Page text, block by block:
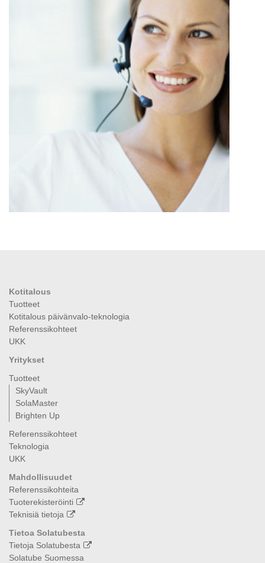
Kotitalous
Tuotteet
Kotitalous päivänvalo-teknologia
Referenssikohteet
UKK
Yritykset
Tuotteet
SkyVault
SolaMaster
Brighten Up
Referenssikohteet
Teknologia
UKK
Mahdollisuudet
Referenssikohteita
Tuoterekisteröinti
Teknisiä tietoja
Tietoa Solatubesta
Tietoja Solatubesta
Solatube Suomessa